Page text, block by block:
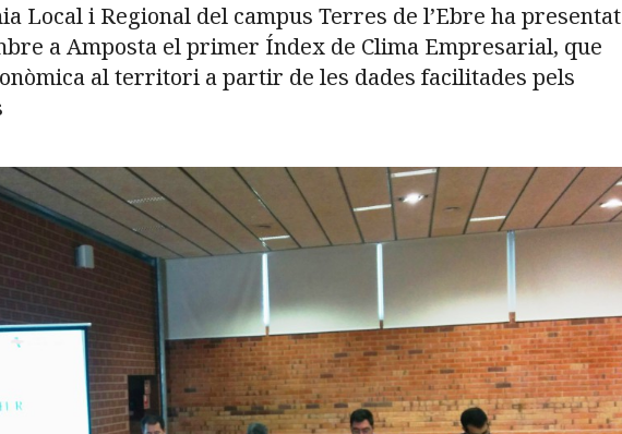
Local i Regional del campus Terres de l’Ebre ha presentat
a Amposta el primer Índex de Clima Empresarial, que
al territori a partir de les dades facilitades pels